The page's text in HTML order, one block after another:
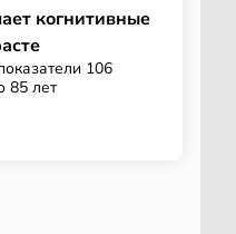
когнитивные
106
85 лет